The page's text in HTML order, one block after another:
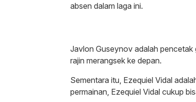
absen dalam laga ini.
Javlon Guseynov adalah pencetak
rajin merangsek ke depan.
Sementara itu, Ezequiel Vidal
permainan, Ezequiel Vidal cukup